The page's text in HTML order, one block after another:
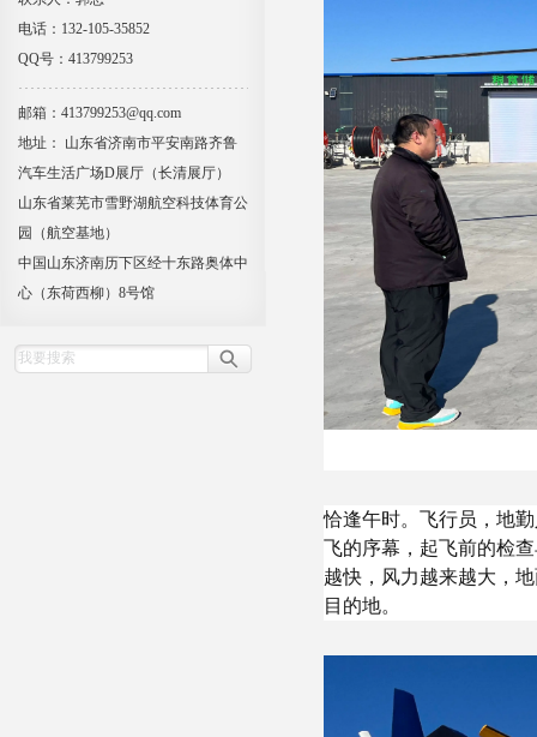
电话：132-105-35852
QQ号：413799253
邮箱：413799253@qq.com
地址： 山东省济南市平安南路齐鲁
汽车生活广场D展厅（长清展厅）
山东省莱芜市雪野湖航空科技体育公
园（航空基地）
中国山东济南历下区经十东路奥体中
心（东荷西柳）8号馆
恰逢午时。飞行员，地
飞的序幕，起飞前的检
越快，风力越来越大，
目的地。